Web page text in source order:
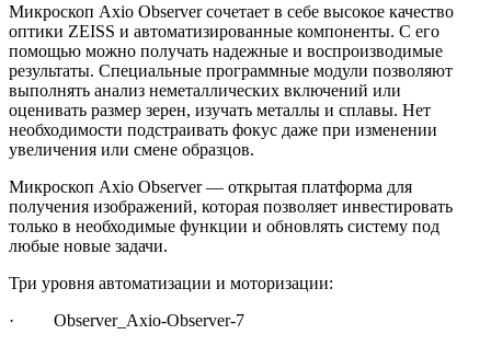
Микроскоп Axio Observer сочетает в себе высокое качество
оптики ZEISS и автоматизированные компоненты. С его
помощью можно получать надежные и воспроизводимые
результаты. Специальные программные модули позволяют
выполнять анализ неметаллических включений или
оценивать размер зерен, изучать металлы и сплавы. Нет
необходимости подстраивать фокус даже при изменении
увеличения или смене образцов.
Микроскоп Axio Observer — открытая платформа для
получения изображений, которая позволяет инвестировать
только в необходимые функции и обновлять систему под
любые новые задачи.
Три уровня автоматизации и моторизации:
· Observer_Axio-Observer-7